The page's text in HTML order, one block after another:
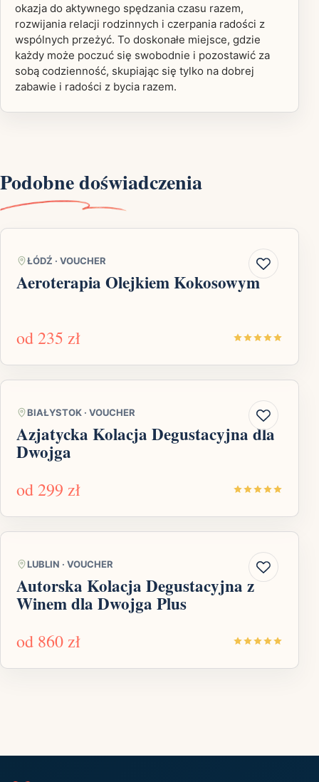
okazja do aktywnego spędzania czasu razem,
rozwijania relacji rodzinnych i czerpania radości z
wspólnych przeżyć. To doskonałe miejsce, gdzie
każdy może poczuć się swobodnie i pozostawić za
sobą codzienność, skupiając się tylko na dobrej
zabawie i radości z bycia razem.
Podobne doświadczenia
ŁÓDŹ · VOUCHER
Aeroterapia Olejkiem Kokosowym
od 235 zł
BIAŁYSTOK · VOUCHER
Azjatycka Kolacja Degustacyjna dla
Dwojga
od 299 zł
LUBLIN · VOUCHER
Autorska Kolacja Degustacyjna z
Winem dla Dwojga Plus
od 860 zł